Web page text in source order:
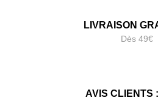
LIVRAISON
Dès 49€
AVIS CLIENTS